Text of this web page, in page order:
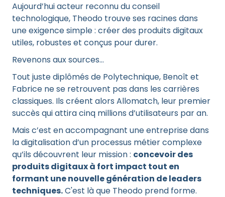
Aujourd’hui acteur reconnu du conseil
technologique, Theodo trouve ses racines dans
une exigence simple : créer des produits digitaux
utiles, robustes et conçus pour durer.
Revenons aux sources...
Tout juste diplômés de Polytechnique, Benoît et
Fabrice ne se retrouvent pas dans les carrières
classiques. Ils créent alors Allomatch, leur premier
succès qui attira cinq millions d’utilisateurs par an.
Mais c’est en accompagnant une entreprise dans
la digitalisation d’un processus métier complexe
qu’ils découvrent leur mission : concevoir des
produits digitaux à fort impact tout en
formant une nouvelle génération de leaders
techniques.C'est là que Theodo prend forme.